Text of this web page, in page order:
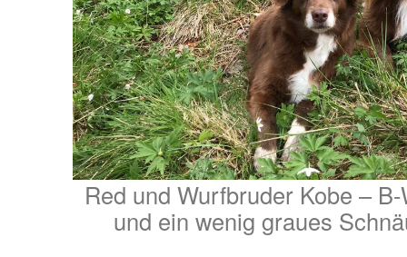
Red und Wurfbruder Kobe –
und ein wenig graues